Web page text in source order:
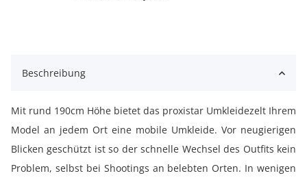
Beschreibung
Mit rund 190cm Höhe bietet das proxistar Umkleidezelt Ihrem
Model an jedem Ort eine mobile Umkleide. Vor neugierigen
Blicken geschützt ist so der schnelle Wechsel des Outfits kein
Problem, selbst bei Shootings an belebten Orten. In wenigen